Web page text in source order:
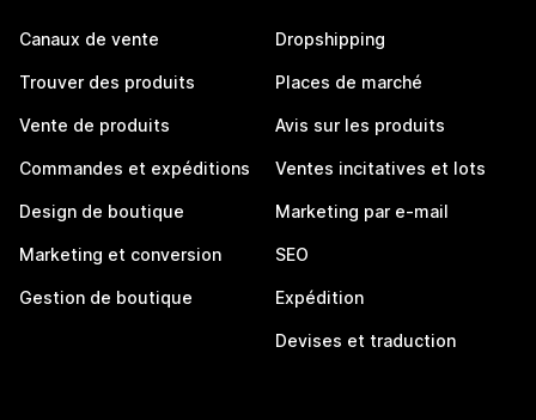
Canaux de vente
Trouver des produits
Vente de produits
Commandes et expéditions
Design de boutique
Marketing et conversion
Gestion de boutique
Dropshipping
Places de marché
Avis sur les produits
Ventes incitatives et lots
Marketing par e-mail
SEO
Expédition
Devises et traduction